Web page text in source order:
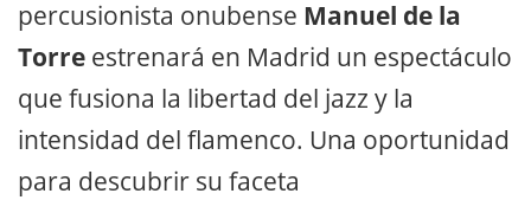
percusionista onubense Manuel de la
Torre estrenará en Madrid un espectáculo
que fusiona la libertad del jazz y la
intensidad del flamenco. Una oportunidad
para descubrir su faceta